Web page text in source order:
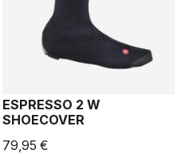
ESPRESSO 2 W
SHOECOVER
79,95 €